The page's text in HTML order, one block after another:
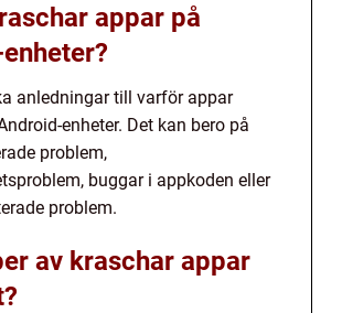
appar på
anledningar till varför appar
enheter. Det kan bero på
problem,
buggar i appkoden eller
problem.
av kraschar appar